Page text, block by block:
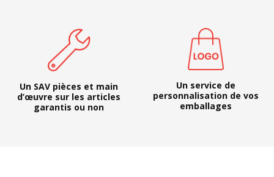
Un SAV pièces et main
d’œuvre sur les articles
garantis ou non
Un service de
personnalisation de vos
emballages